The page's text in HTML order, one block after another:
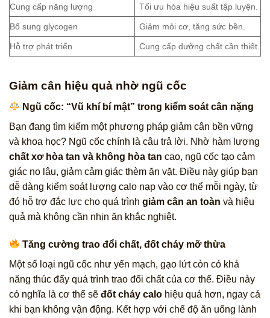
Cung cấp năng lượng Tối ưu hóa hiệu suất tập luyện.
Bổ sung glycogen Giảm mỏi cơ, tăng sức bền.
Hỗ trợ phát triển Cung cấp dưỡng chất cần thiết.
Giảm cân hiệu quả nhờ ngũ cốc
Ngũ cốc: “Vũ khí bí mật” trong kiểm soát cân nặng
Bạn đang tìm kiếm một phương pháp giảm cân bền vững
và khoa học? Ngũ cốc chính là câu trả lời. Nhờ hàm lượng
chất xơ hòa tan và không hòa tan cao, ngũ cốc tạo cảm
giác no lâu, giảm cảm giác thèm ăn vặt. Điều này giúp bạn
dễ dàng kiểm soát lượng calo nạp vào cơ thể mỗi ngày, từ
đó hỗ trợ đắc lực cho quá trình giảm cân an toàn và hiệu
quả mà không cần nhịn ăn khắc nghiệt.
Tăng cường trao đổi chất, đốt cháy mỡ thừa
Một số loại ngũ cốc như yến mạch, gạo lứt còn có khả
năng thúc đẩy quá trình trao đổi chất của cơ thể. Điều này
có nghĩa là cơ thể sẽ đốt cháy calo hiệu quả hơn, ngay cả
khi bạn không vận động. Kết hợp với chế độ ăn uống lành